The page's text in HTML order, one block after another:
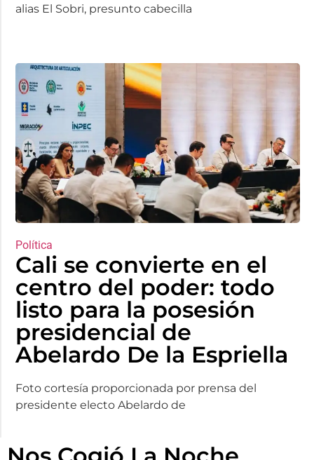
alias El Sobri, presunto cabecilla
Política
Cali se convierte en el
centro del poder: todo
listo para la posesión
presidencial de
Abelardo De la Espriella
Foto cortesía proporcionada por prensa del
presidente electo Abelardo de